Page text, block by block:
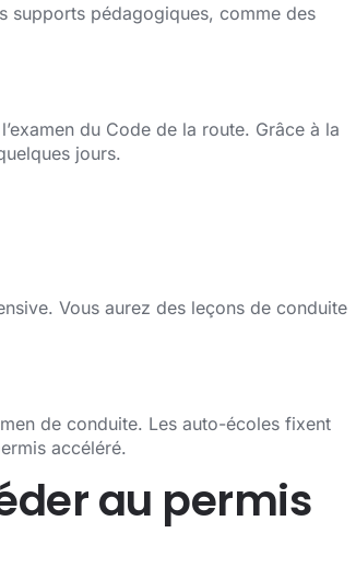
supports pédagogiques, comme des
du Code de la route. Grâce à la
jours.
Vous aurez des leçons de conduite
de conduite. Les auto-écoles fixent
accéléré.
au permis